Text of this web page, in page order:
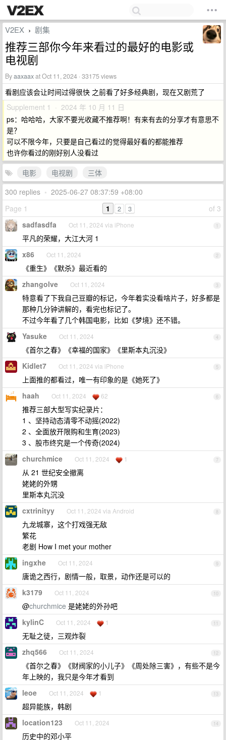
V2EX › 剧集
推荐三部你今年来看过的最好的电影或
电视剧
Byaaxaaxat Oct 11, 2024 · 33175 views
看剧应该会让时间过得很快 之前看了好多经典剧，现在又剧荒了
Supplement 1 · 2024 年 10 月 11 日
ps：哈哈哈，大家不要光收藏不推荐啊！有来有去的分享才有意思不
是？
可以不限今年，只要是自己看过的觉得最好看的都能推荐
也许你看过的刚好别人没看过
电影
电视剧
三体
300 replies • 2025-06-27 08:37:59 +08:00
Page 1
of 3
1 2 3
1
sadfasdfa Oct 11, 2024 via iPhone
平凡的荣耀，大江大河 1
2
x86 Oct 11, 2024
《重生》《默杀》最近看的
3
zhangolve Oct 11, 2024
特意看了下我自己豆瓣的标记，今年着实没看啥片子，好多都是
那种几分钟讲解的，看完也标记了。
不过今年看了几个韩国电影，比如《梦境》还不错。
4
Yasuke Oct 11, 2024
《首尔之春》《幸福的国家》《里斯本丸沉没》
5
Kidlet7 Oct 11, 2024 via iPhone
上面推的都看过，唯一有印象的是《她死了》
6
haah Oct 11, 2024 62
推荐三部大型写实纪录片：
1 、坚持动态清零不动摇(2022)
2 、全面放开限购和生育(2023)
3 、股市终究是一个传奇(2024)
7
churchmice Oct 11, 2024 1
从 21 世纪安全撤离
姥姥的外甥
里斯本丸沉没
8
cxtrinityy Oct 11, 2024 via Android
九龙城寨，这个打戏强无敌
繁花
老剧 How I met your mother
9
ingxhe Oct 11, 2024
唐诡之西行，剧情一般，取景，动作还是可以的
10
k3179 Oct 11, 2024
@churchmice 是姥姥的外孙吧
11
kylinC Oct 11, 2024 1
无耻之徒，三观炸裂
12
zhq566 Oct 11, 2024
《首尔之春》《财阀家的小儿子》《周处除三害》，有些不是今
年上映的，我只是今年才看到
13
leoe Oct 11, 2024 1
超异能族，韩剧
14
location123 Oct 11, 2024
历史中的邓小平